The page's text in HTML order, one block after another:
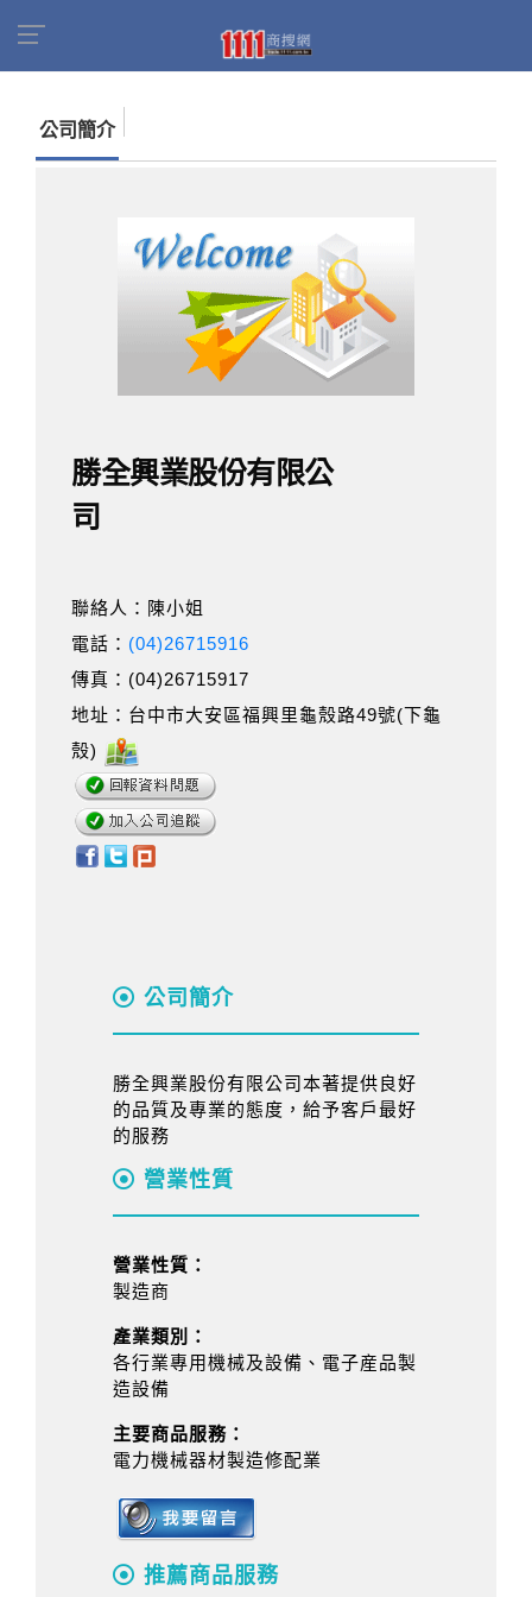
公司簡介
勝全興業股份有限公
司
聯絡人：陳小姐
電話： (04)26715916
傳真：(04)26715917
地址：台中市大安區福興里龜殼路49號(下龜
殼)
公司簡介
勝全興業股份有限公司本著提供良好
的品質及專業的態度，給予客戶最好
的服務
營業性質
營業性質：
製造商
產業類別：
各行業專用機械及設備、電子産品製
造設備
主要商品服務：
電力機械器材製造修配業
推薦商品服務